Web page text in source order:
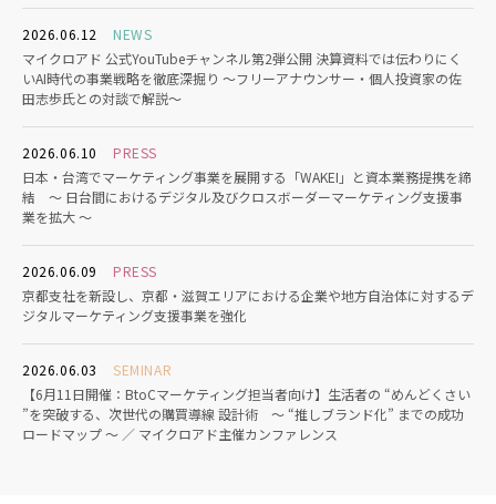
2026.06.12
NEWS
マイクロアド 公式YouTubeチャンネル第2弾公開 決算資料では伝わりにく
いAI時代の事業戦略を徹底深掘り ～フリーアナウンサー・個人投資家の佐
田志歩氏との対談で解説～
2026.06.10
PRESS
日本・台湾でマーケティング事業を展開する「WAKEI」と資本業務提携を締
結 〜 日台間におけるデジタル及びクロスボーダーマーケティング支援事
業を拡大 〜
2026.06.09
PRESS
京都支社を新設し、京都・滋賀エリアにおける企業や地方自治体に対するデ
ジタルマーケティング支援事業を強化
2026.06.03
SEMINAR
【6月11日開催：BtoCマーケティング担当者向け】生活者の “めんどくさい
”を突破する、次世代の購買導線 設計術 〜 “推しブランド化” までの成功
ロードマップ ～ ／ マイクロアド主催カンファレンス